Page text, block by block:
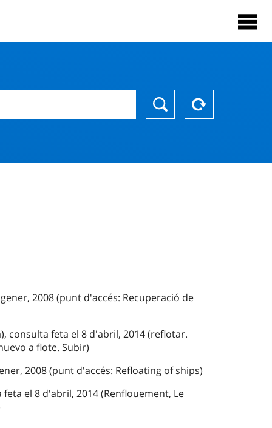
2008 (punt d'accés: Recuperació de
consulta feta el 8 d'abril, 2014 (reflotar.
a flote. Subir)
2008 (punt d'accés: Refloating of ships)
el 8 d'abril, 2014 (Renflouement, Le